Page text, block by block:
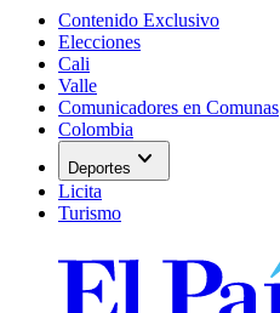
Contenido Exclusivo
Elecciones
Cali
Valle
Comunicadores en Comunas
Colombia
Deportes expand_more
Licita
Turismo